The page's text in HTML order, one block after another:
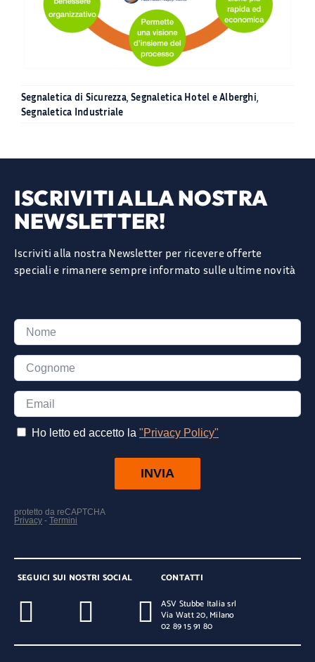
Segnaletica di Sicurezza,Segnaletica Hotel e Alberghi
Segnaletica Industriale
ISCRIVITI ALLA NOSTRA
NEWSLETTER!
Iscriviti alla nostra Newsletter per ricevere offerte
speciali e rimanere sempre informato sulle ultime novità
SEGUICI SUI NOSTRI SOCIAL
CONTATTI
ASV Stubbe Italia srl
Via Watt 20, Milano
02 89 15 91 80